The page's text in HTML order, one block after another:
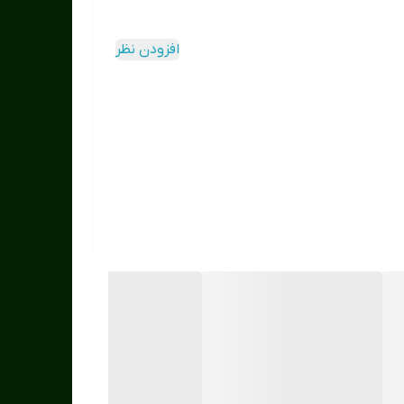
افزودن نظر